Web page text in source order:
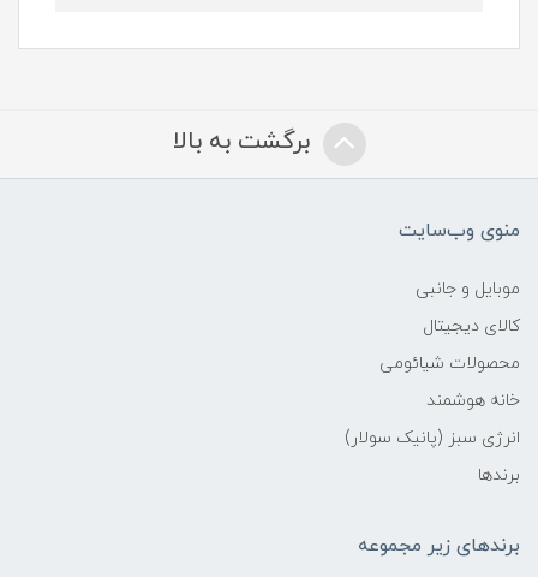
برگشت به بالا
منوی وب‌سایت
موبایل و جانبی
کالای دیجیتال
محصولات شیائومی
خانه هوشمند
انرژی سبز (پانیک سولار)
برندها
برندهای زیر مجموعه